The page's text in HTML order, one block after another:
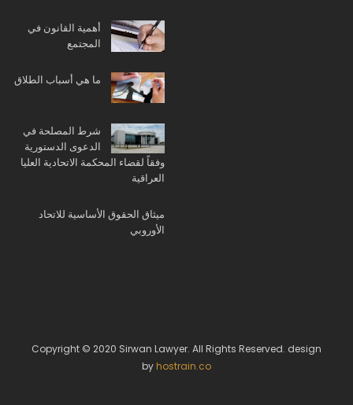
أهمية القانون في
المجتمع
ما هي أسباب الطلاق
شرط المصلحة في
الدعوى الدستورية
وفقاً لقضاء المحكمة الاتحادية العليا
العراقية
ميثاق الحقوق الأساسية للاتحاد
الأوروبي
Copyright © 2020 Sirwan Lawyer. All Rights Reserved. design
by hostrain.co